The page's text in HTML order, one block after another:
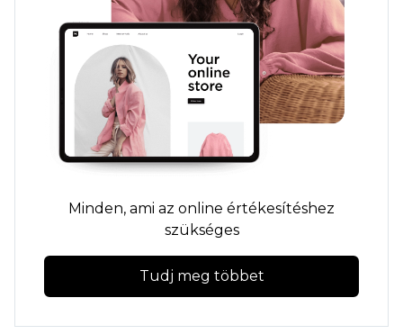
Minden, ami az online értékesítéshez
szükséges
Tudj meg többet